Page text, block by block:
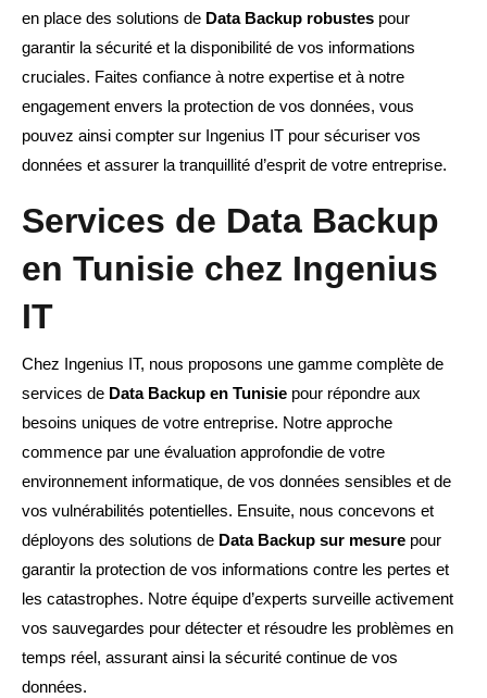
en place des solutions de Data Backup robustes pour
garantir la sécurité et la disponibilité de vos informations
cruciales. Faites confiance à notre expertise et à notre
engagement envers la protection de vos données, vous
pouvez ainsi compter sur Ingenius IT pour sécuriser vos
données et assurer la tranquillité d’esprit de votre entreprise.
Services de Data Backup
en Tunisie chez Ingenius
IT
Chez Ingenius IT, nous proposons une gamme complète de
services de Data Backup en Tunisie pour répondre aux
besoins uniques de votre entreprise. Notre approche
commence par une évaluation approfondie de votre
environnement informatique, de vos données sensibles et de
vos vulnérabilités potentielles. Ensuite, nous concevons et
déployons des solutions de Data Backup sur mesure pour
garantir la protection de vos informations contre les pertes et
les catastrophes. Notre équipe d’experts surveille activement
vos sauvegardes pour détecter et résoudre les problèmes en
temps réel, assurant ainsi la sécurité continue de vos
données.